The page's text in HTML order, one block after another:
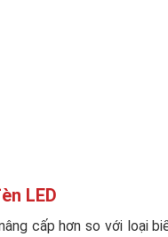
LED
cấp hơn so với loại